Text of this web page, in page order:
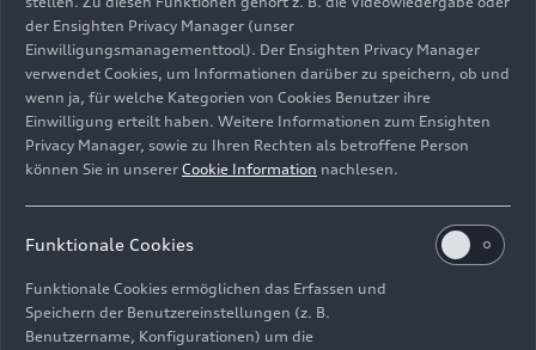
* Angaben zu den Kraftstoffverbräuchen und CO2
Emissionen bei Spannbreiten in Abhängigkeit
vom verwendeten Reifen-/Rädersatz
Alle im Text markierten Begriffe sind im
mediacenter.com/de/technik-lexikon
erläutert.
der Ensighten Privacy Manager (unser
Einwilligungsmanagementtool). Der Ensighten Privacy Manager
verwendet Cookies, um Informationen darüber zu speichern, ob und
wenn ja, für welche Kategorien von Cookies Benutzer ihre
Einwilligung erteilt haben. Weitere Informationen zum Ensighten
Privacy Manager, sowie zu Ihren Rechten als betroffene Person
können Sie in unserer Cookie Information nachlesen.
Funktionale Cookies
Funktionale Cookies ermöglichen das Erfassen und
Speichern der Benutzereinstellungen (z. B.
Benutzername, Konfigurationen) um die